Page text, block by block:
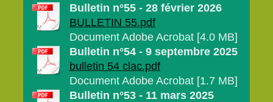
Bulletin n°55 - 28 février 2026
BULLETIN 55.pdf
Document Adobe Acrobat [4.0 MB]
Bulletin n°54 - 9 septembre 2025
bulletin 54 clac.pdf
Document Adobe Acrobat [1.7 MB]
Bulletin n°53 - 11 mars 2025